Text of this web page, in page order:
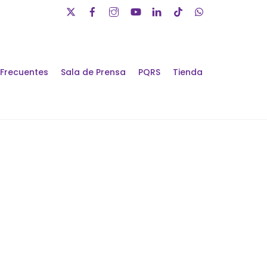
Sala de Prensa PQRS Tienda